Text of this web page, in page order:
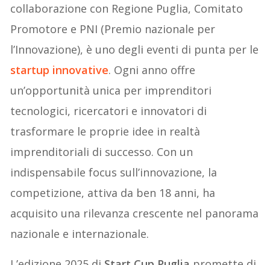
collaborazione con Regione Puglia, Comitato
Promotore e PNI (Premio nazionale per
l’Innovazione), è uno degli eventi di punta per le
startup innovative. Ogni anno offre
un’opportunità unica per imprenditori
tecnologici, ricercatori e innovatori di
trasformare le proprie idee in realtà
imprenditoriali di successo. Con un
indispensabile focus sull’innovazione, la
competizione, attiva da ben 18 anni, ha
acquisito una rilevanza crescente nel panorama
nazionale e internazionale.